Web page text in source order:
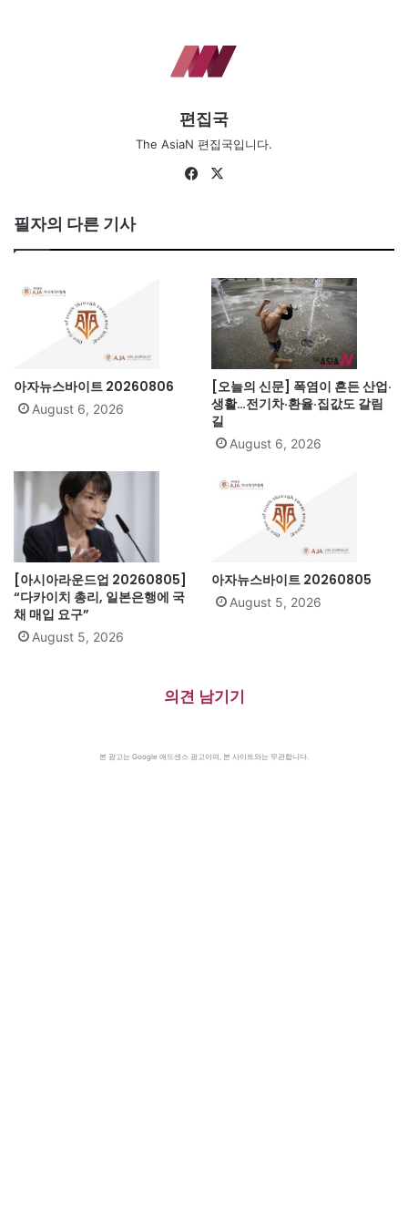
편집국
The AsiaN 편집국입니다.
Fa
필자의 다른 기사
아자뉴스바이트 20260806
August 6, 2026
[오늘의 신문] 폭염이 흔든 산업·
생활…전기차·환율·집값도 갈림
길
August 6, 2026
[아시아라운드업 20260805]
“다카이치 총리, 일본은행에 국
채 매입 요구”
August 5, 2026
아자뉴스바이트 20260805
August 5, 2026
의견 남기기
본 광고는 Google 애드센스 광고이며, 본 사이트와는 무관합니다.